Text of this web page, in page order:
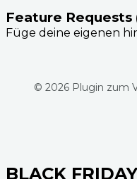
Feature Requests
Füge deine eigenen
© 2026 Plugin zum
BLACK